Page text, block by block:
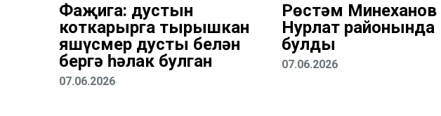
Фаҗига: дустын
коткарырга тырышкан
яшүсмер дусты белән
бергә һәлак булган
07.06.2026
Рөстәм Миңнеханов
Нурлат районында
булды
07.06.2026